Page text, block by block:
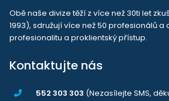
Obě naše divize těží z více než 30ti let
1993), sdružují více než 50 profesionálů
profesionalitu a proklientský přístup.
Kontaktujte nás
552 303 303 (Nezasílejte SMS,